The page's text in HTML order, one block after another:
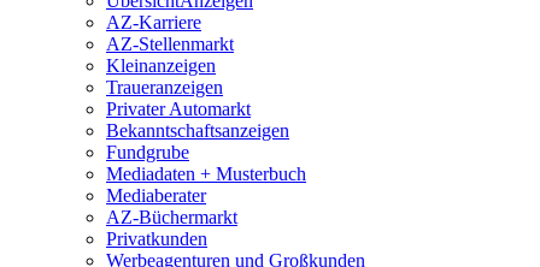
AZ-Karriere
AZ-Stellenmarkt
Kleinanzeigen
Traueranzeigen
Privater Automarkt
Bekanntschaftsanzeigen
Fundgrube
Mediadaten + Musterbuch
Mediaberater
AZ-Büchermarkt
Privatkunden
Werbeagenturen und Großkunden